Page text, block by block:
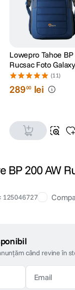
Lowepro Tahoe BP
Rucsac Foto
(11)
28900 lei
BP 200 AW
: 125046727
când revine în